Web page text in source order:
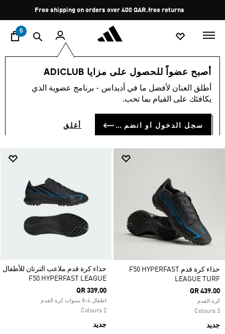
Pause
promotion
rotation
free returns
0
أصبح عضواً للحصول على مزايا ADICLUB
أطلق العنان لأفضل ما في أديداس - برنامج عضوية الذي
يكافئك على القيام بما تحب.
سجل الدخول أو انضم الآن أغلق
الرياضات كرة القدم أحذية عشب
عشب (108)
حذاء كرة قدم F50 HYPERFAST
LEAGUE TURF
QR 439.00
كرة القدم
3 Colours
جديد
حذاء كرة قدم ملاعب الترتان للأطفال
F50 HYPERFAST LEAGUE
QR 339.00
اطفال 4-8 سنوات كرة القدم
2 Colours
جديد